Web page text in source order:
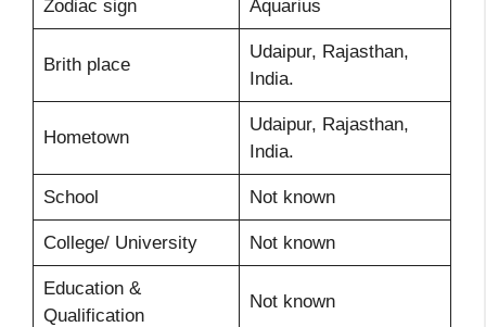
Zodiac sign Aquarius
Brith place
Udaipur, Rajasthan,
India.
Hometown
Udaipur, Rajasthan,
India.
School Not known
College/ University Not known
Education &
Qualification
Not known